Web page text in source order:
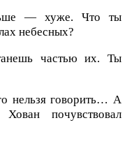
— хуже. Что ты
небесных?
частью их. Ты
нельзя говорить… А
почувствовал